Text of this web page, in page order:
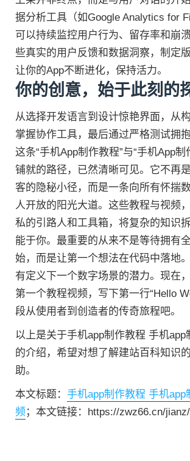
据分析工具（如Google Analytics for
可以持续监控用户行为、留存率和崩
些真实的用户反馈和数据洞察，制定
让你的App不断进化，保持活力。
你的创意，始于此刻的
从选择开发语言到设计惊艳界面，从
掌握协作工具，最后通过严格测试
这条“手机App制作教程”与“手机App制
铺就的路径，已然清晰可见。它不再
客的隐秘小径，而是一条向所有怀揣
人开放的阳光大道。这些教程与视频
私的引路人和工具箱，将复杂的知识
能于你。最重要的从来不是等待拥有
始，而是让第一个想法在代码中落地
有定义下一个数字场景的潜力。现在
第一个教程视频，写下第一行“Hello
段从使用者到创造者的传奇旅程吧。
以上是关于手机app制作教程 手机app
的介绍，希望对想了解建站百科知识
助。
本文标题： 手机app制作教程 手机app
频 ；本文链接：https://zwz66.cn/jianz/